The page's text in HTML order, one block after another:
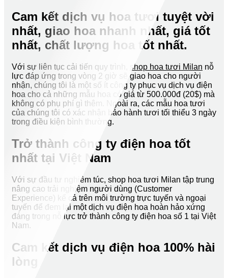
Cam kết dịch vụ hoa tươi tuyệt vời
nhất, giao hoa nhanh nhất, giá tốt
nhất, chất lượng hoa tốt nhất.
Với sự liên tục cải tiến quy trình, shop hoa tươi Milan nỗ
lực đáp ứng trong vòng 2 giờ sẽ giao hoa cho người
nhận, chúng tôi là một số ít công ty phục vụ dịch vụ điện
hoa cho cả những mẫu hoa có giá từ 500.000đ (20$) mà
không có phụ phí gì thêm. Ngoài ra, các mẫu hoa tươi
của chúng tôi có xác nhận bảo hành tươi tối thiểu 3 ngày
trong điều kiện bình thường.
Trở thành công ty điện hoa tốt
nhất tại Việt Nam
Với sự đầu tư nghiêm túc, shop hoa tươi Milan tập trung
nâng cao trải nghiệm người dùng (Customer
Experience) kể cả trên môi trường trực tuyến và ngoại
tuyến để đem lại một dịch vụ điện hoa hoàn hảo xứng
đáng trong nỗ lực trở thành công ty điện hoa số 1 tại Việt
Nam.
Cam kết dịch vụ điện hoa 100% hài
lòng